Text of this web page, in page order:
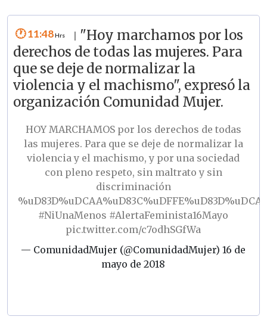
11:48
"Hoy marchamos por los
derechos de todas las mujeres. Para
que se deje de normalizar la
violencia y el machismo", expresó la
organización Comunidad Mujer.
HOY MARCHAMOS por los derechos de todas
las mujeres. Para que se deje de normalizar la
violencia y el machismo, y por una sociedad
con pleno respeto, sin maltrato y sin
discriminación
#NiUnaMenos #AlertaFeminista16Mayo
pic.twitter.com/c7odhSGfWa
— ComunidadMujer (@ComunidadMujer)16 de
mayo de 2018